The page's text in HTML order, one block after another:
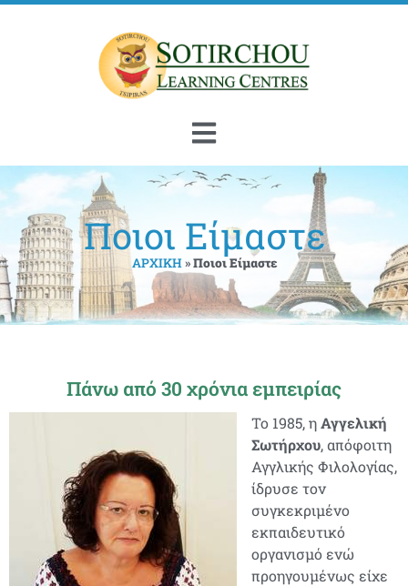
Ποιοι Είμαστε
ΑΡΧΙΚΗ»Ποιοι Είμαστε
Πάνω από 30 χρόνια εμπειρίας
Το 1985, ηΑγγελική
Σωτήρχου, απόφοιτη
Αγγλικής Φιλολογίας,
ίδρυσε τον
συγκεκριμένο
εκπαιδευτικό
οργανισμό ενώ
προηγουμένως είχε